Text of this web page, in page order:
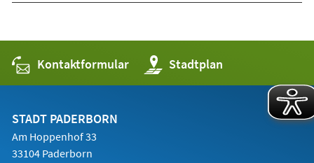
Kontaktformular Stadtplan
(Öffnet
in
einem
STADT PADERBORN
Am Hoppenhof 33
33104 Paderborn